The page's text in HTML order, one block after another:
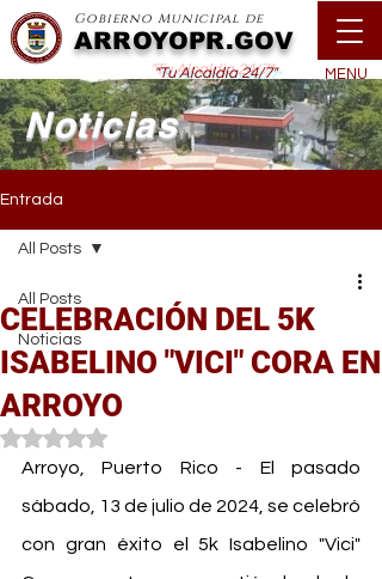
Gobierno Municipal de
ARROYOPR.GOV
"Tu Alcaldía 24/7" MENU
Noticias
Entrada
All Posts
Noticias
All Posts
CELEBRACIÓN DEL 5K
ISABELINO "VICI" CORA EN
ARROYO
Obtuvo NaN de 5 estrellas.
Arroyo, Puerto Rico - El pasado
sábado, 13 de julio de 2024, se celebró
con gran éxito el 5k Isabelino "Vici"